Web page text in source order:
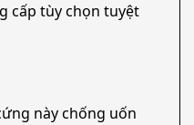
cấp tùy chọn tuyệt
này chống uốn